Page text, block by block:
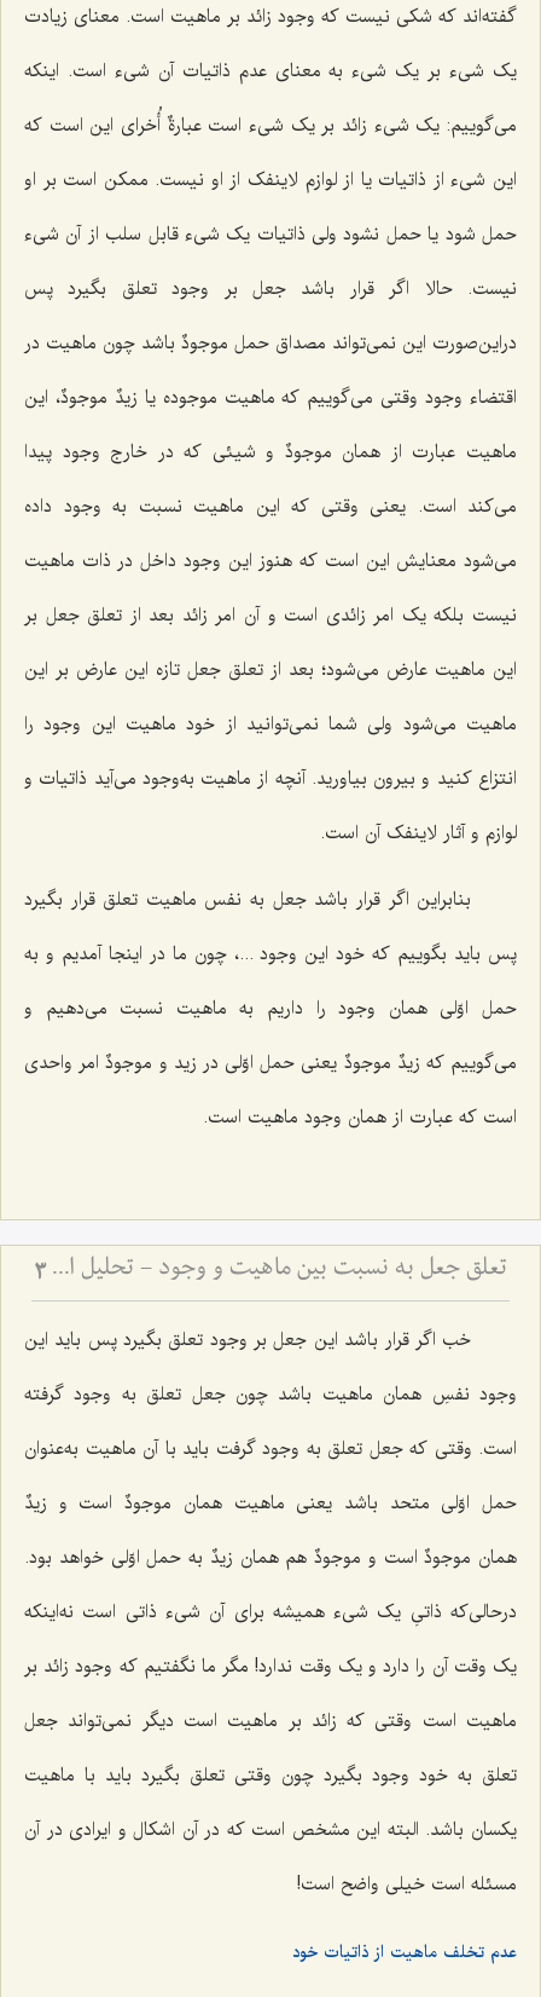
گفته‌اند که شکی نیست که وجود زائد بر ماهیت است. معنای زیادت
یک شیء بر یک شیء به معنای عدم ذاتیات آن شیء است. اینکه
می‌گوییم: یک شیء زائد بر یک شیء است عبارةٌ أُخرای این است که
این شیء از ذاتیات یا از لوازم لاینفک از او نیست. ممکن است بر او
حمل شود یا حمل نشود ولی ذاتیات یک شیء قابل سلب از آن شیء
نیست. حالا اگر قرار باشد جعل بر وجود تعلق بگیرد پس
دراین‌صورت این نمی‌تواند مصداق حمل موجودٌ باشد چون ماهیت در
اقتضاء وجود وقتی می‌گوییم که ماهیت موجوده یا زیدٌ موجودٌ، این
ماهیت عبارت از همان موجودٌ و شیئی که در خارج وجود پیدا
می‌کند است. یعنی وقتی که این ماهیت نسبت به وجود داده
می‌شود معنایش این است که هنوز این وجود داخل در ذات ماهیت
نیست بلکه یک امر زائدی است و آن امر زائد بعد از تعلق جعل بر
این ماهیت عارض می‌شود؛ بعد از تعلق جعل تازه این عارض بر این
ماهیت می‌شود ولی شما نمی‌توانید از خود ماهیت این وجود را
انتزاع کنید و بیرون بیاورید. آنچه از ماهیت به‌وجود می‌آید ذاتیات و
لوازم و آثار لاینفک آن است.
بنابراین اگر قرار باشد جعل به نفس ماهیت تعلق قرار بگیرد
پس باید بگوییم که خود این وجود ...، چون ما در اینجا آمدیم و به
حمل اوّلی همان وجود را داریم به ماهیت نسبت می‌دهیم و
می‌گوییم که زیدٌ موجودٌ یعنی حمل اوّلی در زید و موجودٌامر واحدی
است که عبارت از همان وجود ماهیت است.
تعلق جعل به نسبت بین ماهیت و وجود - تحلیل ادله قائلین به جعل نسبت و نقد مبانی فلسفی آن 3
خب اگر قرار باشد این جعل بر وجود تعلق بگیرد پس باید این
وجود نفسِ همان ماهیت باشد چون جعل تعلق به وجود گرفته
است. وقتی که جعل تعلق به وجود گرفت باید با آن ماهیت به‌عنوان
حمل اوّلی متحد باشد یعنی ماهیت همان موجودٌاست و زیدٌ
همان موجودٌ است و موجودٌ هم همان زیدٌ به حمل اوّلی خواهد بود.
درحالی‌که ذاتیِ یک شیء همیشه برای آن شیء ذاتی است نه‌اینکه
یک وقت آن را دارد و یک وقت ندارد! مگر ما نگفتیم که وجود زائد بر
ماهیت است وقتی که زائد بر ماهیت است دیگر نمی‌تواند جعل
تعلق به خود وجود بگیرد چون وقتی تعلق بگیرد باید با ماهیت
یکسان باشد. البته این مشخص است که در آن اشکال و ایرادی در آن
مسئله است خیلی واضح است!
عدم تخلف ماهیت از ذاتیات خود